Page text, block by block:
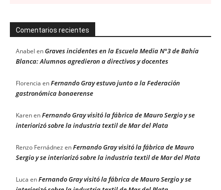
Comentarios recientes
Anabel enGraves incidentes en la Escuela Media N°3 de Bahía
Blanca: Alumnos agredieron a directivos y docentes
Florencia enFernando Gray estuvo junto a la Federación
gastronómica bonaerense
KarenenFernando Gray visitó la fábrica de Mauro Sergio y se
interiorizó sobre la industria textil de Mar del Plata
Renzo Fernádnez enFernando Gray visitó la fábrica de Mauro
Sergio y se interiorizó sobre la industria textil de Mar del Plata
Luca enFernando Gray visitó la fábrica de Mauro Sergio y se